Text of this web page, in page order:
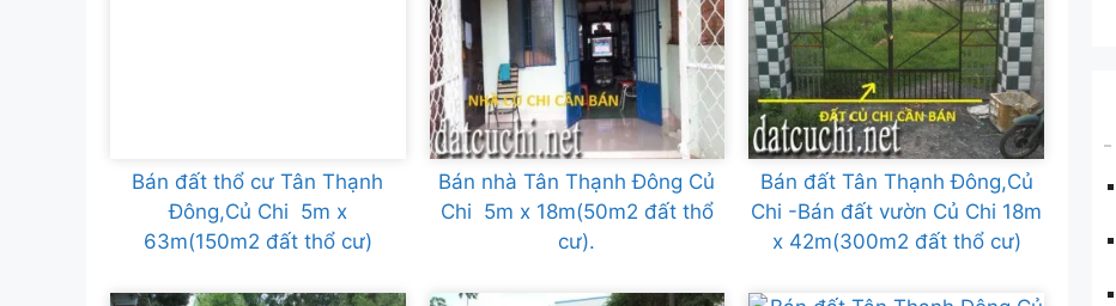
Bán đất thổ cư Tân Thạnh
Đông,Củ Chi 5m x
63m(150m2 đất thổ cư)
Bán nhà Tân Thạnh Đông Củ
Chi 5m x 18m(50m2 đất thổ
cư).
Bán đất Tân Thạnh Đông,Củ
Chi -Bán đất vườn Củ Chi 18m
x 42m(300m2 đất thổ cư)